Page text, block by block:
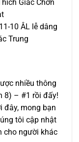
Giác Chơn
10 ÂL lễ dâng
Trung
nhiều thông
8) – #1 rồi đấy!
đây, mong bạn
tôi cập nhật
cho người khác